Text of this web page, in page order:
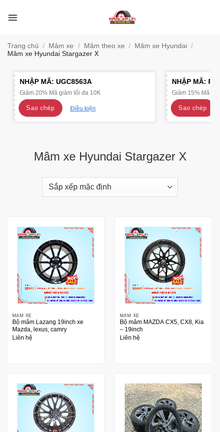
qua
Trang chủ / Mâm xe / Mâm theo xe / Mâm xe Hyundai /
Mâm xe Hyundai Stargazer X
NHẬP MÃ: UGC8563A
Giảm 20% Mã giảm tối đa 10K
Sao chép Điều kiện
NHẬP MÃ:
Giảm 15% Mã
Sao chép
Mâm xe Hyundai Stargazer X
MÂM XE
Bộ mâm Lazang 19inch xe
Mazda, lexus, camry
Liên hệ
MÂM XE
Bộ mâm MAZDA CX5, CX8, Kia
– 19inch
Liên hệ